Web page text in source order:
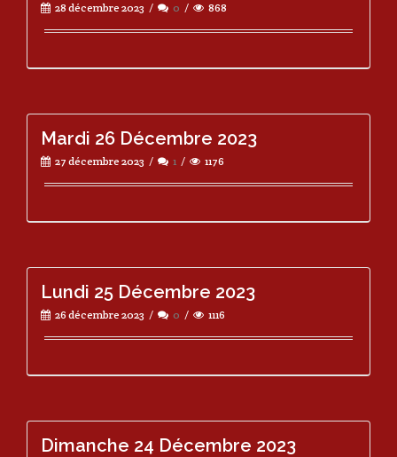
28 décembre 2023 0 868
Mardi 26 Décembre 2023
27 décembre 2023 1 1176
Lundi 25 Décembre 2023
26 décembre 2023 0 1116
Dimanche 24 Décembre 2023